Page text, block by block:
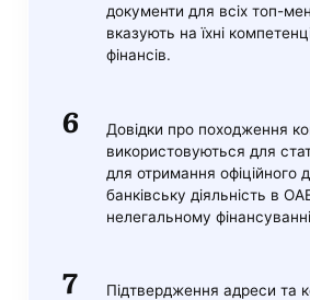
документи для всіх топ-
вказують на їхні
фінансів.
Довідки про походження
використовуються для
для отримання офіційного
банківську діяльність в
нелегальному
Підтвердження адреси та